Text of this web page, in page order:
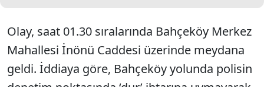
Olay, saat 01.30 sıralarında Bahçeköy Merkez
Mahallesi İnönü Caddesi üzerinde meydana
geldi. İddiaya göre, Bahçeköy yolunda polisin